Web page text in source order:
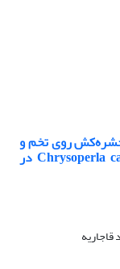
حشره‌کش روی تخم و
لارو سن اول بالتوری سبز Chrysoperla carnea (stephens) در